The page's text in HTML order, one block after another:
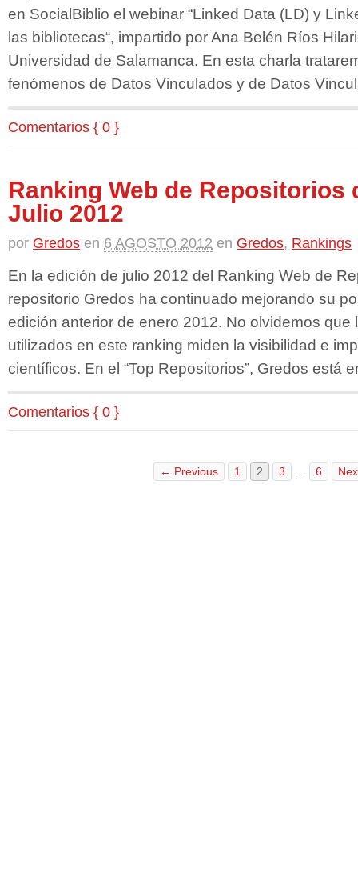
en SocialBiblio el webinar “Linked Data (LD) y
las bibliotecas“, impartido por Ana Belén Ríos
Universidad de Salamanca. En esta charla
fenómenos de Datos Vinculados y de Datos
Comentarios { 0 }
Ranking Web de Repositorios
Julio 2012
por Gredos en 6 AGOSTO 2012 en Gredos, Rankings
En la edición de julio 2012 del Ranking Web de
repositorio Gredos ha continuado mejorando su
edición anterior de enero 2012. No olvidemos que
utilizados en este ranking miden la visibilidad e
científicos. En el “Top Repositorios”, Gredos está
Comentarios { 0 }
← Previous 1 2 3 6